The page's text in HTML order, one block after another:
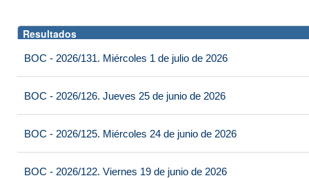
Resultados
BOC - 2026/131. Miércoles 1 de julio de 2026
BOC - 2026/126. Jueves 25 de junio de 2026
BOC - 2026/125. Miércoles 24 de junio de 2026
BOC - 2026/122. Viernes 19 de junio de 2026